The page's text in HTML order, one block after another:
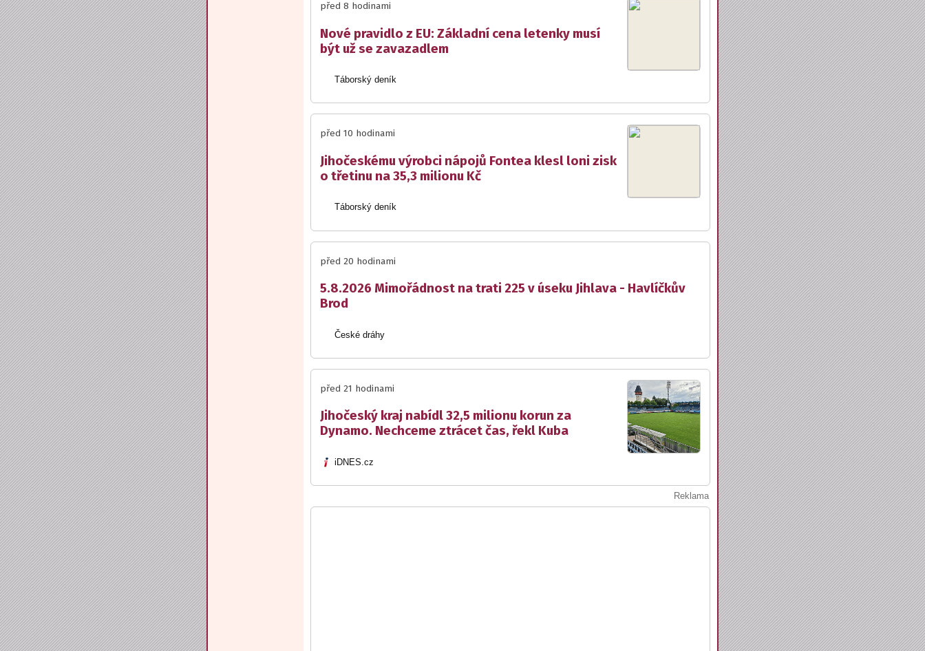
před 8 hodinami
Nové pravidlo z EU: Základní cena letenky musí
být už se zavazadlem
Táborský deník
před 10 hodinami
Jihočeskému výrobci nápojů Fontea klesl loni zisk
o třetinu na 35,3 milionu Kč
Táborský deník
před 20 hodinami
5.8.2026 Mimořádnost na trati 225 v úseku Jihlava - Havlíčkův
Brod
České dráhy
před 21 hodinami
Jihočeský kraj nabídl 32,5 milionu korun za
Dynamo. Nechceme ztrácet čas, řekl Kuba
iDNES.cz
Reklama